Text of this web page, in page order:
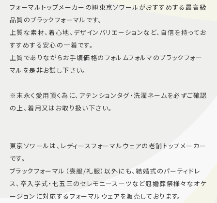
フォーマルトップメーカーの㈱東京ソワールがおすすめする最高級
品質のブラックフォーマルです。
上質な素材、着心地、デザインバリエーションなど、自信を持ってお
すすめする安心の一着です。
上質でありながらお手頃価格のフォルムフォルマのブラックフォー
マルを是非お試し下さい。
※末永く愛用頂く為に、アテンションタグ・洗濯ネームを必ずご確認
の上、着用又はお取り扱い下さい。
東京ソワールは、レディースフォーマルウェアの老舗トップメーカー
です。
ブラックフォーマル（喪服/礼服）以外にも、結婚式のパーティドレ
ス、卒入学式・七五三のセレモニースーツなど冠婚葬祭様々なオケ
ージョンに対応するフォーマルウェアを販売しております。